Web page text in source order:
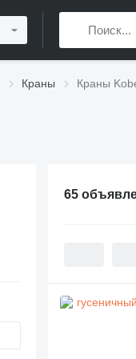
Краны Краны
65